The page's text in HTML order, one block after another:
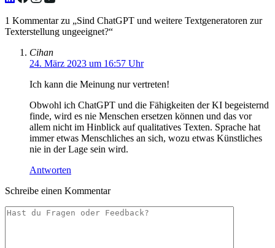
1 Kommentar zu „Sind ChatGPT und weitere Textgeneratoren zur
Texterstellung ungeeignet?“
Cihan
24. März 2023 um 16:57 Uhr
Ich kann die Meinung nur vertreten!
Obwohl ich ChatGPT und die Fähigkeiten der KI begeisternd
finde, wird es nie Menschen ersetzen können und das vor
allem nicht im Hinblick auf qualitatives Texten. Sprache hat
immer etwas Menschliches an sich, wozu etwas Künstliches
nie in der Lage sein wird.
Antworten
Schreibe einen Kommentar